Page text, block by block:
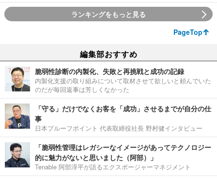
ランキングをもっと見る
PageTop
編集部おすすめ
脆弱性診断の内製化、失敗と再挑戦と成功の記録
内製化支援の取り組みについて取材させて欲しいと頼んでいた
のだが毎回返事は芳しくなかった
「守る」だけでなくお客を「成功」させるまでが自分の仕
事
日本プルーフポイント 代表取締役社長 野村健インタビュー
「脆弱性管理はレガシーなイメージがあってテクノロジー
的に魅力がないと思いました（阿部）」
Tenable 阿部淳平が語るエクスポージャーマネジメント